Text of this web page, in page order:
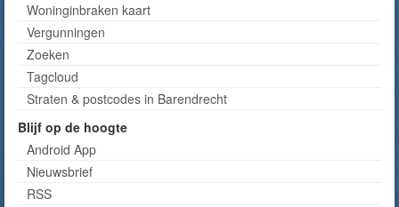
Woninginbraken kaart
Vergunningen
Zoeken
Tagcloud
Straten & postcodes in Barendrecht
Blijf op de hoogte
Android App
Nieuwsbrief
RSS